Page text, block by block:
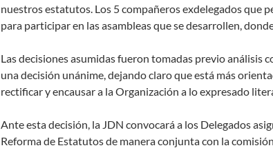
nuestros estatutos. Los 5 compañeros exdelegados
para participar en las asambleas que se desarrollen,
Las decisiones asumidas fueron tomadas previo análisis
una decisión unánime, dejando claro que está más
rectificar y encausar a la Organización a lo expresado
Ante esta decisión, la JDN convocará a los Delegados
Reforma de Estatutos de manera conjunta con la